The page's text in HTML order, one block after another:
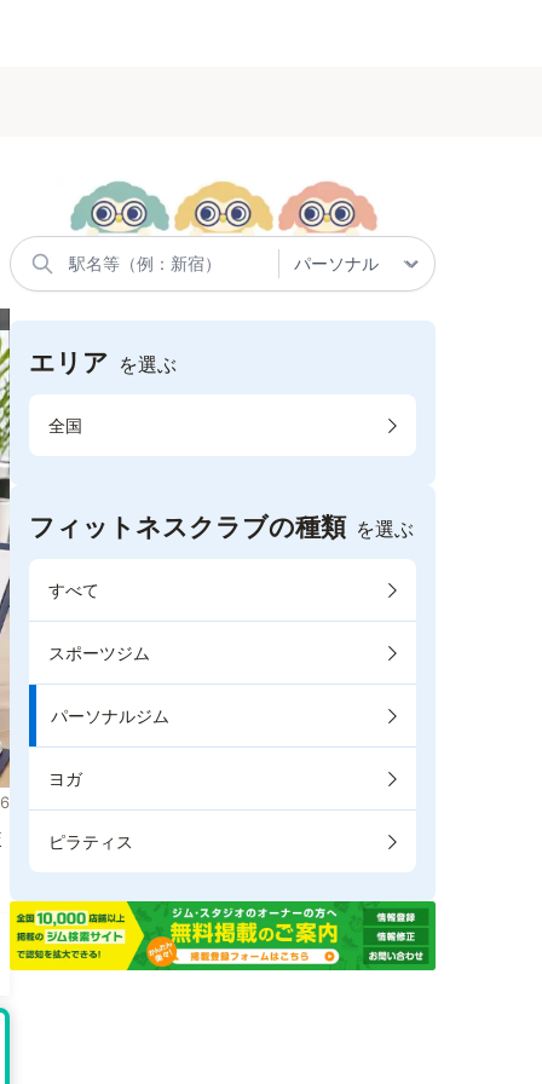
エリア を選ぶ
全国
フィットネスクラブの種類 を選ぶ
すべて
スポーツジム
パーソナルジム
ヨガ
ピラティス